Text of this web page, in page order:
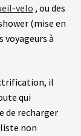
velo, ou des
(mise en
voyageurs à
il
qui
de recharger
non